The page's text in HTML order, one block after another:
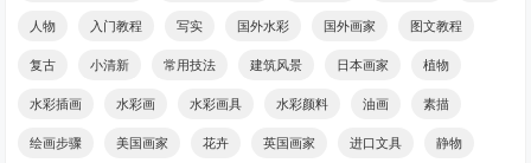
人物 入门教程 写实 国外水彩 国外画家 图文教程
复古 小清新 常用技法 建筑风景 日本画家 植物
水彩插画 水彩画 水彩画具 水彩颜料 油画 素描
绘画步骤 美国画家 花卉 英国画家 进口文具 静物